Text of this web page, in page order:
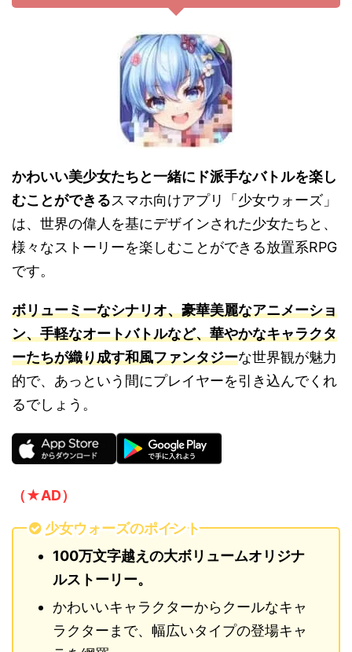
かわいい美少女たちと一緒にド派手なバトルを楽し
むことができるスマホ向けアプリ「少女ウォーズ」
は、世界の偉人を基にデザインされた少女たちと、
様々なストーリーを楽しむことができる放置系RPG
です。
ボリューミーなシナリオ、豪華美麗なアニメーショ
ン、手軽なオートバトルなど、華やかなキャラクタ
ーたちが織り成す和風ファンタジーな世界観が魅力
的で、あっという間にプレイヤーを引き込んでくれ
るでしょう。
（★AD）
少女ウォーズのポイント
100万文字越えの大ボリュームオリジナ
ルストーリー。
かわいいキャラクターからクールなキャ
ラクターまで、幅広いタイプの登場キャ